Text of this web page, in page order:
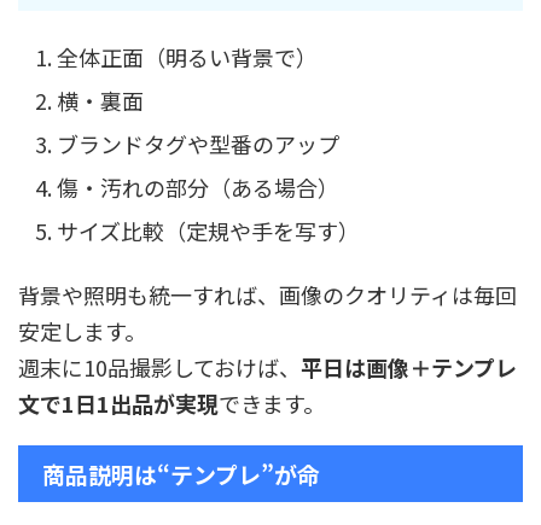
全体正面（明るい背景で）
横・裏面
ブランドタグや型番のアップ
傷・汚れの部分（ある場合）
サイズ比較（定規や手を写す）
背景や照明も統一すれば、画像のクオリティは毎回
安定します。
週末に10品撮影しておけば、 平日は画像＋テンプレ
文で1日1出品が実現できます。
商品説明は“テンプレ”が命